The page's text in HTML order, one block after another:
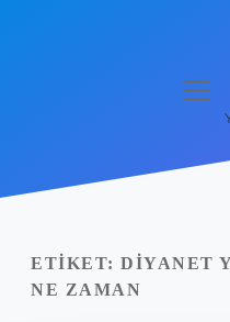
Yasal Uyarı
ETIKET: DIYANET
NE ZAMAN